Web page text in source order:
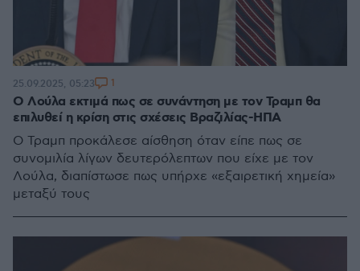
Ο Λούλα εκτιμά πως σε συνάντηση με τον Τραμπ θα
επιλυθεί η κρίση στις σχέσεις Βραζιλίας-ΗΠΑ
O Τραμπ προκάλεσε αίσθηση όταν είπε πως σε
συνομιλία λίγων δευτερόλεπτων που είχε με τον
Λούλα, διαπίστωσε πως υπήρχε «εξαιρετική χημεία»
μεταξύ τους
25.09.2025, 05:23 1